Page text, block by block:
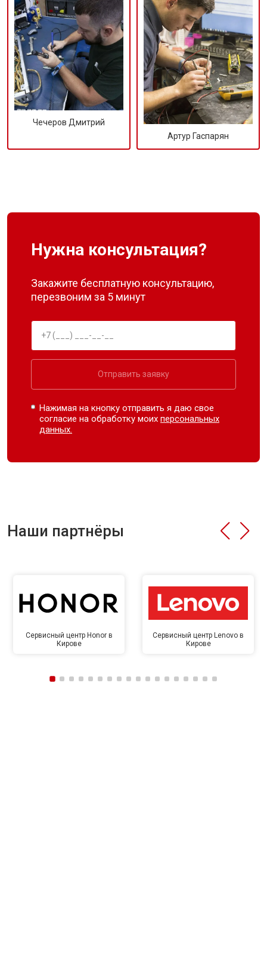
Чечеров Дмитрий
Артур Гаспарян
Нужна консультация?
Закажите бесплатную консультацию,
перезвоним за 5 минут
Отправить заявку
Нажимая на кнопку отправить я даю свое
согласие на обработку моихперсональных
данных.
Наши партнёры
Сервисный центр Honor в
Кирове
Сервисный центр Lenovo в
Кирове